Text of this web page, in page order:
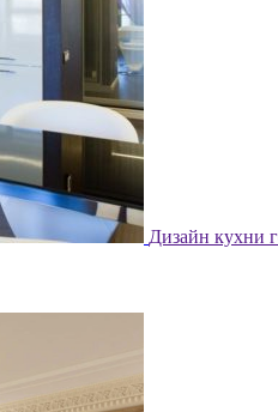
Дизайн кухни